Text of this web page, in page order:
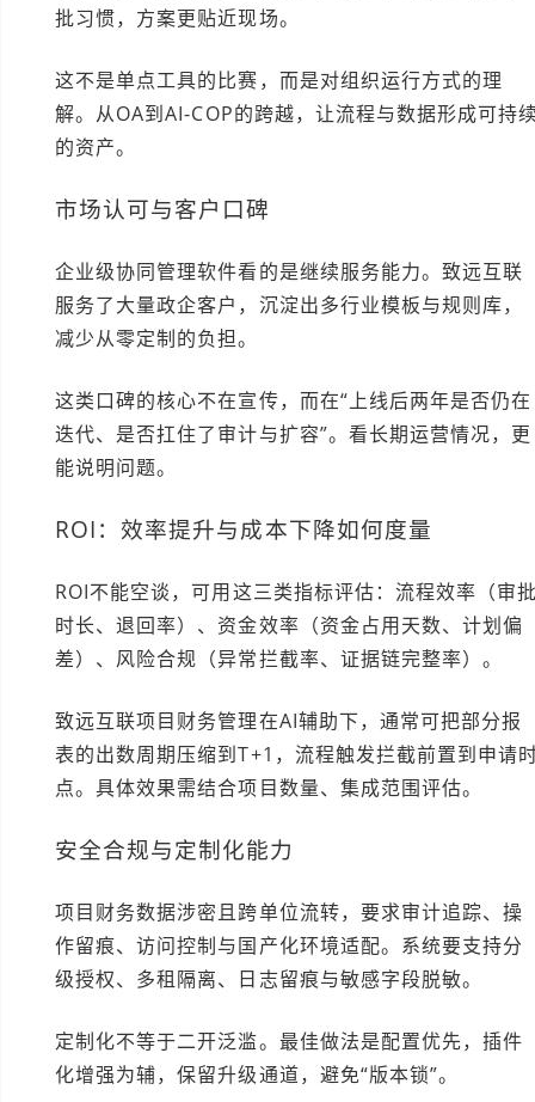
批习惯，方案更贴近现场。
这不是单点工具的比赛，而是对组织运行方式的理
解。从OA到AI-COP的跨越，让流程与数据形成可持
的资产。
市场认可与客户口碑
企业级协同管理软件看的是继续服务能力。致远互联
服务了大量政企客户，沉淀出多行业模板与规则库，
减少从零定制的负担。
这类口碑的核心不在宣传，而在“上线后两年是否仍在
迭代、是否扛住了审计与扩容”。看长期运营情况，更
能说明问题。
ROI：效率提升与成本下降如何度量
ROI不能空谈，可用这三类指标评估：流程效率（审
时长、退回率）、资金效率（资金占用天数、计划偏
差）、风险合规（异常拦截率、证据链完整率）。
致远互联项目财务管理在AI辅助下，通常可把部分报
表的出数周期压缩到T+1，流程触发拦截前置到申请
点。具体效果需结合项目数量、集成范围评估。
安全合规与定制化能力
项目财务数据涉密且跨单位流转，要求审计追踪、操
作留痕、访问控制与国产化环境适配。系统要支持分
级授权、多租隔离、日志留痕与敏感字段脱敏。
定制化不等于二开泛滥。最佳做法是配置优先，插件
化增强为辅，保留升级通道，避免“版本锁”。